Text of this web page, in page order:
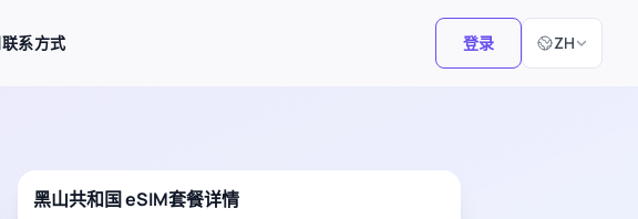
联系方式 登录 ZH
选择语言
黑山共和国 eSIM套餐详情